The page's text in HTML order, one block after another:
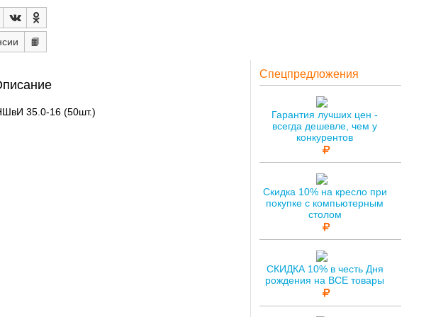
📙
35.0-16 (50шт.)
Спецпредложения
Гарантия лучших цен -
всегда дешевле, чем у
конкурентов
Скидка 10% на кресло при
покупке с компьютерным
столом
СКИДКА 10% в честь Дня
рождения на ВСЕ товары